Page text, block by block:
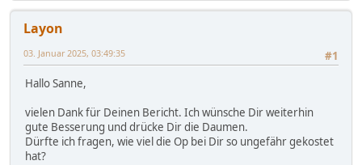
Layon
#1
03. Januar 2025, 03:49:35
Hallo Sanne,
vielen Dank für Deinen Bericht. Ich wünsche Dir weiterhin
gute Besserung und drücke Dir die Daumen.
Dürfte ich fragen, wie viel die Op bei Dir so ungefähr gekostet
hat?